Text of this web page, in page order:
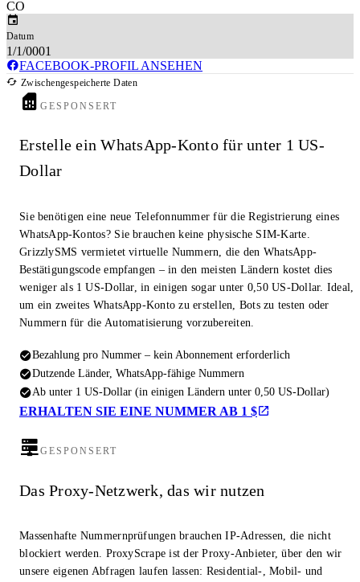
CO
Datum
1/1/0001
FACEBOOK-PROFIL ANSEHEN
Zwischengespeicherte Daten
GESPONSERT
Erstelle ein WhatsApp-Konto für unter 1 US-
Dollar
Sie benötigen eine neue Telefonnummer für die Registrierung eines
WhatsApp-Kontos? Sie brauchen keine physische SIM-Karte.
GrizzlySMS vermietet virtuelle Nummern, die den WhatsApp-
Bestätigungscode empfangen – in den meisten Ländern kostet dies
weniger als 1 US-Dollar, in einigen sogar unter 0,50 US-Dollar. Ideal,
um ein zweites WhatsApp-Konto zu erstellen, Bots zu testen oder
Nummern für die Automatisierung vorzubereiten.
Bezahlung pro Nummer – kein Abonnement erforderlich
Dutzende Länder, WhatsApp-fähige Nummern
Ab unter 1 US-Dollar (in einigen Ländern unter 0,50 US-Dollar)
ERHALTEN SIE EINE NUMMER AB 1 $
GESPONSERT
Das Proxy-Netzwerk, das wir nutzen
Massenhafte Nummernprüfungen brauchen IP-Adressen, die nicht
blockiert werden. ProxyScrape ist der Proxy-Anbieter, über den wir
unsere eigenen Abfragen laufen lassen: Residential-, Mobil- und